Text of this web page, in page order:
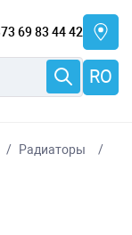
69 83 44 42
RO
Радиаторы